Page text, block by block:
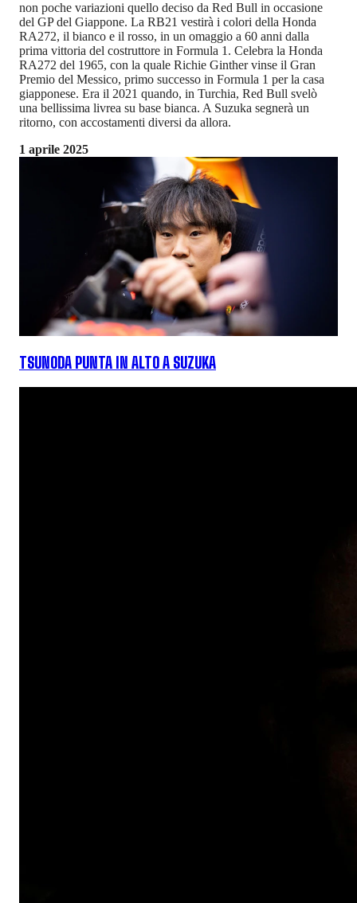
non poche variazioni quello deciso da Red Bull in occasione
del GP del Giappone. La RB21 vestirà i colori della Honda
RA272, il bianco e il rosso, in un omaggio a 60 anni dalla
prima vittoria del costruttore in Formula 1. Celebra la Honda
RA272 del 1965, con la quale Richie Ginther vinse il Gran
Premio del Messico, primo successo in Formula 1 per la casa
giapponese. Era il 2021 quando, in Turchia, Red Bull svelò
una bellissima livrea su base bianca. A Suzuka segnerà un
ritorno, con accostamenti diversi da allora.
1 aprile 2025
TSUNODA PUNTA IN ALTO A SUZUKA